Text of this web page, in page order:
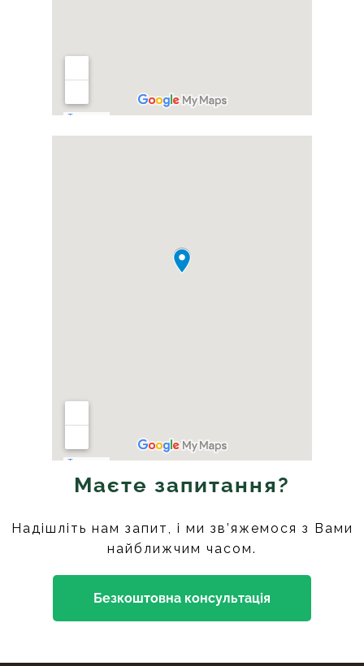
Маєте запитання?
Надішліть нам запит, і ми зв’яжемося з Вами
найближчим часом.
Безкоштовна консультація